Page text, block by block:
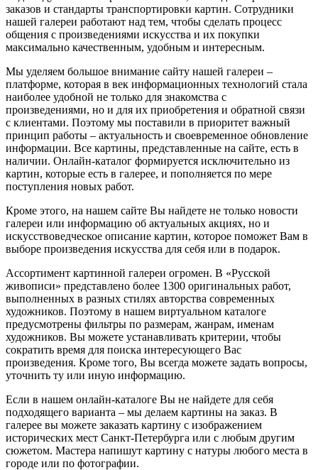
заказов и стандарты транспортировки картин. Сотрудники
нашей галереи работают над тем, чтобы сделать процесс
общения с произведениями искусства и их покупки
максимально качественным, удобным и интересным.
Мы уделяем большое внимание сайту нашей галереи –
платформе, которая в век информационных технологий стала
наиболее удобной не только для знакомства с
произведениями, но и для их приобретения и обратной связи
с клиентами. Поэтому мы поставили в приоритет важный
принцип работы – актуальность и своевременное обновление
информации. Все картины, представленные на сайте, есть в
наличии. Онлайн-каталог формируется исключительно из
картин, которые есть в галерее, и пополняется по мере
поступления новых работ.
Кроме этого, на нашем сайте Вы найдете не только новости
галереи или информацию об актуальных акциях, но и
искусствоведческое описание картин, которое поможет Вам в
выборе произведения искусства для себя или в подарок.
Ассортимент картинной галереи огромен. В «Русской
живописи» представлено более 1300 оригинальных работ,
выполненных в разных стилях авторства современных
художников. Поэтому в нашем виртуальном каталоге
предусмотрены фильтры по размерам, жанрам, именам
художников. Вы можете устанавливать критерии, чтобы
сократить время для поиска интересующего Вас
произведения. Кроме того, Вы всегда можете задать вопросы,
уточнить ту или иную информацию.
Если в нашем онлайн-каталоге Вы не найдете для себя
подходящего варианта – мы делаем картины на заказ. В
галерее вы можете заказать картину с изображением
исторических мест Санкт-Петербурга или с любым другим
сюжетом. Мастера напишут картину с натуры любого места в
городе или по фотографии.